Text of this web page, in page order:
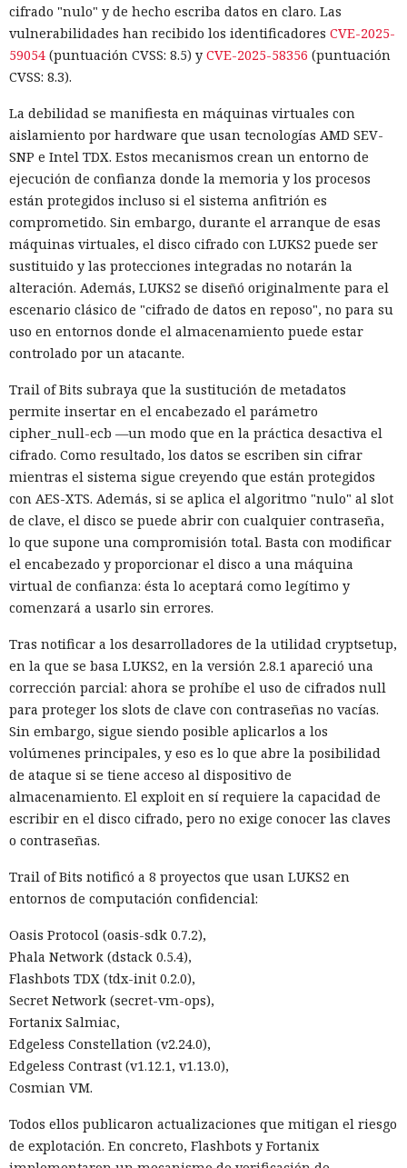
cifrado "nulo" y de hecho escriba datos en claro. Las
vulnerabilidades han recibido los identificadores CVE-2025-
59054 (puntuación CVSS: 8.5) y CVE-2025-58356 (puntuación
CVSS: 8.3).
La debilidad se manifiesta en máquinas virtuales con
aislamiento por hardware que usan tecnologías AMD SEV-
SNP e Intel TDX. Estos mecanismos crean un entorno de
ejecución de confianza donde la memoria y los procesos
están protegidos incluso si el sistema anfitrión es
comprometido. Sin embargo, durante el arranque de esas
máquinas virtuales, el disco cifrado con LUKS2 puede ser
sustituido y las protecciones integradas no notarán la
alteración. Además, LUKS2 se diseñó originalmente para el
escenario clásico de "cifrado de datos en reposo", no para su
uso en entornos donde el almacenamiento puede estar
controlado por un atacante.
Trail of Bits subraya que la sustitución de metadatos
permite insertar en el encabezado el parámetro
cipher_null-ecb —un modo que en la práctica desactiva el
cifrado. Como resultado, los datos se escriben sin cifrar
mientras el sistema sigue creyendo que están protegidos
con AES-XTS. Además, si se aplica el algoritmo "nulo" al slot
de clave, el disco se puede abrir con cualquier contraseña,
lo que supone una compromisión total. Basta con modificar
el encabezado y proporcionar el disco a una máquina
virtual de confianza: ésta lo aceptará como legítimo y
comenzará a usarlo sin errores.
Tras notificar a los desarrolladores de la utilidad cryptsetup,
en la que se basa LUKS2, en la versión 2.8.1 apareció una
corrección parcial: ahora se prohíbe el uso de cifrados null
para proteger los slots de clave con contraseñas no vacías.
Sin embargo, sigue siendo posible aplicarlos a los
volúmenes principales, y eso es lo que abre la posibilidad
de ataque si se tiene acceso al dispositivo de
almacenamiento. El exploit en sí requiere la capacidad de
escribir en el disco cifrado, pero no exige conocer las claves
o contraseñas.
Trail of Bits notificó a 8 proyectos que usan LUKS2 en
entornos de computación confidencial:
Oasis Protocol (oasis-sdk 0.7.2),
Phala Network (dstack 0.5.4),
Flashbots TDX (tdx-init 0.2.0),
Secret Network (secret-vm-ops),
Fortanix Salmiac,
Edgeless Constellation (v2.24.0),
Edgeless Contrast (v1.12.1, v1.13.0),
Cosmian VM.
Todos ellos publicaron actualizaciones que mitigan el riesgo
de explotación. En concreto, Flashbots y Fortanix